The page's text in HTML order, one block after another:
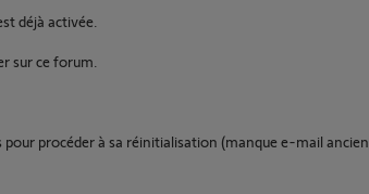
déjà activée.
sur ce forum.
pour procéder à sa réinitialisation (manque e-mail ancien